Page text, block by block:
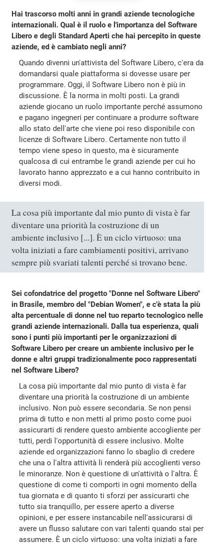
Hai trascorso molti anni in grandi aziende tecnologiche
internazionali. Qual è il ruolo e l'importanza del Software
Libero e degli Standard Aperti che hai percepito in queste
aziende, ed è cambiato negli anni?
Quando divenni un'attivista del Software Libero, c'era da
domandarsi quale piattaforma si dovesse usare per
programmare. Oggi, il Software Libero non è più in
discussione. È la norma in molti posti. La grandi
aziende giocano un ruolo importante perché assumono
e pagano ingegneri per continuare a produrre software
allo stato dell'arte che viene poi reso disponibile con
licenze di Software Libero. Certamente non tutto il
tempo viene speso in questo, ma è sicuramente
qualcosa di cui entrambe le grandi aziende per cui ho
lavorato hanno apprezzato e a cui hanno contribuito in
diversi modi.
La cosa più importante dal mio punto di vista è far
diventare una priorità la costruzione di un
ambiente inclusivo [...]. È un ciclo virtuoso: una
volta iniziati a fare cambiamenti positivi, arrivano
sempre più svariati talenti perché si trovano bene.
Sei cofondatrice del progetto "Donne nel Software Libero"
in Brasile, membro del "Debian Women", e c'è stata la più
alta percentuale di donne nel tuo reparto tecnologico nelle
grandi aziende internazionali. Dalla tua esperienza, quali
sono i punti più importanti per le organizzazioni di
Software Libero per creare un ambiente inclusivo per le
donne e altri gruppi tradizionalmente poco rappresentati
nel Software Libero?
La cosa più importante dal mio punto di vista è far
diventare una priorità la costruzione di un ambiente
inclusivo. Non può essere secondaria. Se non pensi
prima di tutto e non metti al primo posto come puoi
assicurarti di rendere questo ambiente accogliente per
tutti, perdi l'opportunità di essere inclusivo. Molte
aziende ed organizzazioni fanno lo sbaglio di credere
che una o l'altra attività li renderà più accoglienti verso
le minoranze. Non è questione di un'attività o l'altra. È
questione di come ti comporti in ogni momento della
tua giornata e di quanto ti sforzi per assicurarti che
tutto sia tranquillo, per essere aperto a diverse
opinioni, e per essere instancabile nell'assicurarsi di
avere un flusso salutare con vari talenti quando stai per
assumere. È un ciclo virtuoso: una volta iniziati a fare